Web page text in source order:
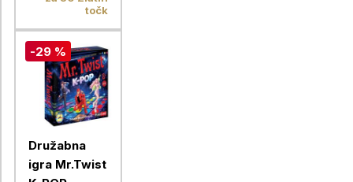
točk
-29 %
Družabna
igra Mr.Twist